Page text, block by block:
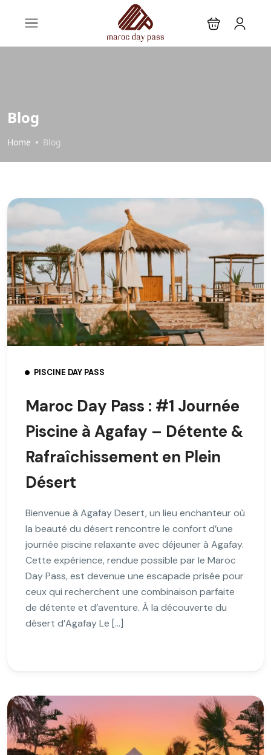
Blog
Home Blog
PISCINE DAY PASS
Maroc Day Pass : #1 Journée
Piscine à Agafay – Détente &
Rafraîchissement en Plein
Désert
Bienvenue à Agafay Desert, un lieu enchanteur où
la beauté du désert rencontre le confort d’une
journée piscine relaxante avec déjeuner à Agafay.
Cette expérience, rendue possible par le Maroc
Day Pass, est devenue une escapade prisée pour
ceux qui recherchent une combinaison parfaite
de détente et d’aventure. À la découverte du
désert d’Agafay Le […]